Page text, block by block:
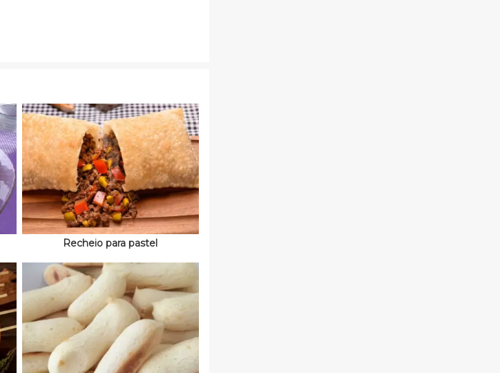
Recheio para pastel